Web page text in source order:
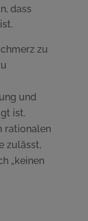
dass
zu
und
ist.
rationalen
zulässt,
„keinen